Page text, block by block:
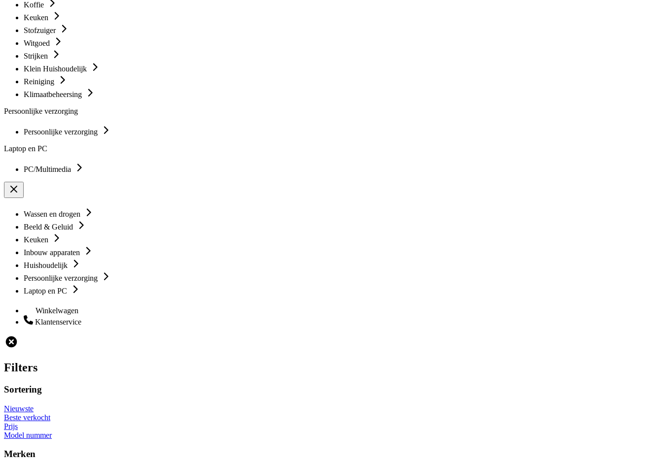
Koffie
Keuken
Stofzuiger
Witgoed
Strijken
Klein Huishoudelijk
Reiniging
Klimaatbeheersing
Persoonlijke verzorging
Persoonlijke verzorging
Laptop en PC
PC/Multimedia
Wassen en drogen
Beeld & Geluid
Keuken
Inbouw apparaten
Huishoudelijk
Persoonlijke verzorging
Laptop en PC
Winkelwagen
Klantenservice
Filters
Sortering
Nieuwste
Beste verkocht
Prijs
Model nummer
Merken